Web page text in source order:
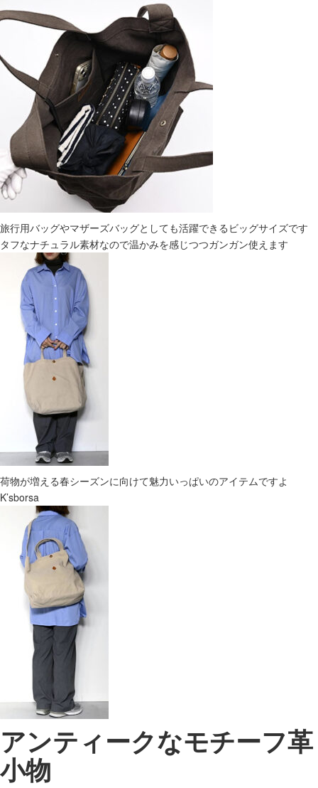
旅行用バッグやマザーズバッグとしても活躍できるビッグサイズです
タフなナチュラル素材なので温かみを感じつつガンガン使えます
荷物が増える春シーズンに向けて魅力いっぱいのアイテムですよ
K’sborsa
アンティークなモチーフ革
小物